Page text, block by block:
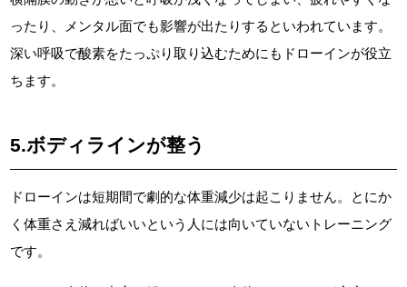
ったり、メンタル面でも影響が出たりするといわれています。
深い呼吸で酸素をたっぷり取り込むためにもドローインが役立
ちます。
5.ボディラインが整う
ドローインは短期間で劇的な体重減少は起こりません。とにか
く体重さえ減ればいいという人には向いていないトレーニング
です。